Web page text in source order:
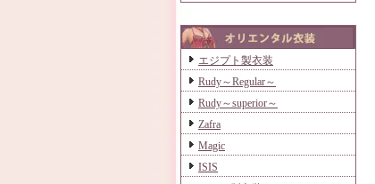
エジプト製衣装
Rudy～Regular～
Rudy～superior～
Zafra
Magic
ISIS